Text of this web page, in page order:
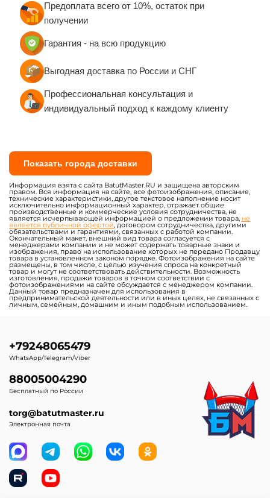
Предоплата всего от 10%, остаток при
получении
Гарантия - на всю продукцию
Выгодная доставка по России и СНГ
Профессиональная консультация и
индивидуальный подход к каждому клиенту
Показать города доставки
Информация взята с сайта BatutMaster.RU и защищена авторским
правом. Вся информация на сайте, все фотоизображения, описание,
технические характеристики, другое текстовое наполнение носит
исключительно информационный характер, отражает общие
производственные и коммерческие условия сотрудничества, не
является исчерпывающей информацией о предложении товара, не
является публичной офертой, договором сотрудничества, другими
обязательствами и гарантиями, связанных с работой компании.
Окончательный макет, внешний вид товара согласуется с
менеджерами компании и не может содержать товарные знаки и
изображения, право на использование которых не передано Продавцу
товара в установленном законом порядке. Фотоизображения на сайте
размещены, в том числе, с целью изучения спроса на конкретный
товар и могут не соответствовать действительности. Возможность
изготовления, продажи товаров в точном соответствии с
фотоизображениями на сайте обсуждается с менеджером компании.
Данный товар предназначен для использования в
предпринимательской деятельности или в иных целях, не связанных с
личным, семейным, домашним и иным подобным использованием.
+79248065479
WhatsApp/Telegram/Viber
88005004290
Бесплатный по России
torg@batutmaster.ru
Электронная почта